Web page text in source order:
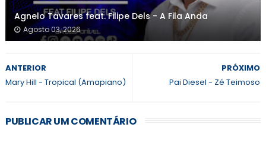
Agnelo Tavares feat. Filipe Dels - A Fila Anda
Agosto 03, 2026
PRÓXIMO
Pai Diesel - Zé Teimoso
ANTERIOR
Mary Hill - Tropical (Amapiano)
PUBLICAR UM COMENTÁRIO